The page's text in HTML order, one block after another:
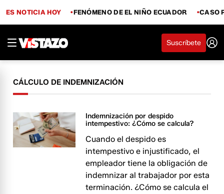
ES NOTICIA HOY FENÓMENO DE EL NIÑO ECUADOR CASO
Suscríbete
CÁLCULO DE INDEMNIZACIÓN
Indemnización por despido
intempestivo: ¿Cómo se calcula?
Cuando el despido es
intempestivo e injustificado, el
empleador tiene la obligación de
indemnizar al trabajador por esta
terminación. ¿Cómo se calcula el